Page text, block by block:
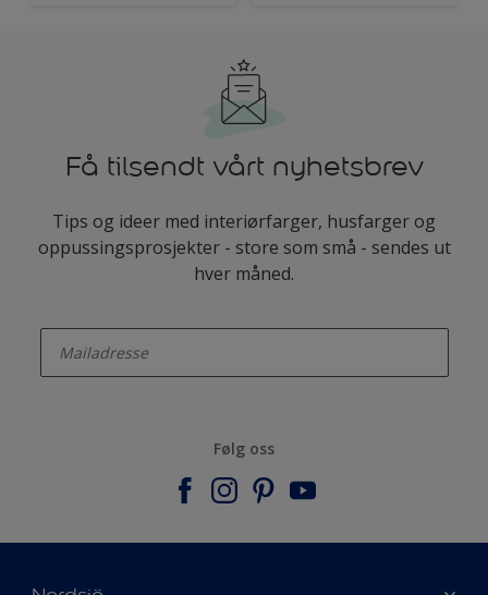
Få tilsendt vårt nyhetsbrev
Tips og ideer med interiørfarger, husfarger og
oppussingsprosjekter - store som små - sendes ut
hver måned.
Følg oss